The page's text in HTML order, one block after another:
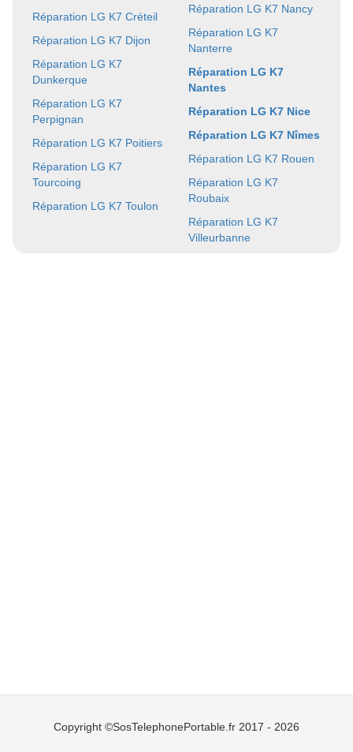
Réparation LG K7 Créteil
Réparation LG K7 Dijon
Réparation LG K7
Dunkerque
Réparation LG K7
Perpignan
Réparation LG K7 Poitiers
Réparation LG K7
Tourcoing
Réparation LG K7 Toulon
Réparation LG K7 Nancy
Réparation LG K7
Nanterre
Réparation LG K7
Nantes
Réparation LG K7 Nice
Réparation LG K7 Nîmes
Réparation LG K7 Rouen
Réparation LG K7
Roubaix
Réparation LG K7
Villeurbanne
Copyright ©SosTelephonePortable.fr 2017 - 2026